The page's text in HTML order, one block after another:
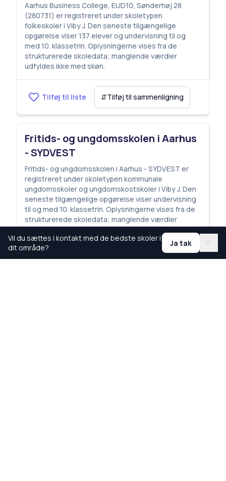
Aarhus Business College, EUD10, Sønderhøj 28
(280731) er registreret under skoletypen
folkeskoler i Viby J. Den seneste tilgængelige
opgørelse viser 137 elever og undervisning til og
med 10. klassetrin. Oplysningerne vises fra de
strukturerede skoledata; manglende værdier
udfyldes ikke med skøn.
Tilføj til liste ⇵Tilføj til sammenligning
Fritids- og ungdomsskolen i Aarhus
- SYDVEST
Fritids- og ungdomsskolen i Aarhus - SYDVEST er
registreret under skoletypen kommunale
ungdomsskoler og ungdomskostskoler i Viby J. Den
seneste tilgængelige opgørelse viser undervisning
til og med 10. klassetrin. Oplysningerne vises fra de
strukturerede skoledata; manglende værdier
udfyldes ikke med skøn.
Tilføj til liste
Vil du sættes i kontakt med de bedste skoler i
dit område?
Ja tak